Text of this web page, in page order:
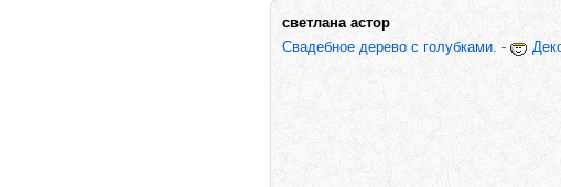
светлана астор
Свадебное дерево с голубками. -